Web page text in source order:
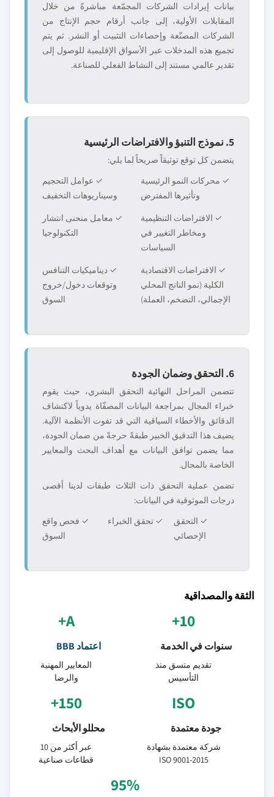
بيانات إيرادات الشركات المجمّعة مباشرةً من خلال
المقابلات الأولية، إلى جانب أرقام حجم الإنتاج من
الشركات المصنّعة وإحصاءات التثبيت أو النشر. ثم يتم
تجميع هذه المدخلات عبر الأسواق الإقليمية للوصول إلى
تقدير عالمي مستند إلى النشاط الفعلي للصناعة.
5. نموذج التنبؤ والافتراضات الرئيسية
يتضمن كل توقع توثيقاً صريحاً لما يلي:
✓ محركات النمو الرئيسية
وتأثيرها المفترض
✓ عوامل التحجيم
وسيناريوهات التخفيف
✓ الافتراضات التنظيمية
ومخاطر التغيير في
السياسات
✓ معامل منحنى انتشار
التكنولوجيا
✓ الافتراضات الاقتصادية
الكلية (نمو الناتج المحلي
الإجمالي، التضخم، العملة)
✓ ديناميكيات التنافس
وتوقعات دخول/خروج
السوق
6. التحقق وضمان الجودة
تتضمن المراحل النهائية التحقق البشري، حيث يقوم
خبراء المجال بمراجعة البيانات المصفّاة يدوياً لاكتشاف
الدقائق والأخطاء السياقية التي قد تفوت الأنظمة الآلية.
يضيف هذا التدقيق الخبير طبقةً حرجةً من ضمان الجودة،
مما يضمن توافق البيانات مع أهداف البحث والمعايير
الخاصة بالمجال.
تضمن عملية التحقق ذات الثلاث طبقات لدينا أقصى
درجات الموثوقية في البيانات:
✓ التحقق
الإحصائي
✓ تحقق الخبراء
✓ فحص واقع
السوق
الثقة والمصداقية
10+
سنوات في الخدمة
تقديم متسق منذ
التأسيس
A+
اعتماد BBB
المعايير المهنية
والرضا
ISO
جودة معتمدة
شركة معتمدة بشهادة
ISO 9001-2015
150+
محللو الأبحاث
عبر أكثر من 10
قطاعات صناعية
95%